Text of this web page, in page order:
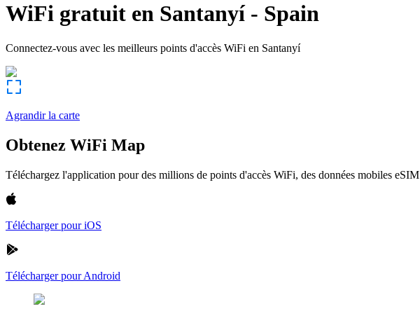
WiFi gratuit en Santanyí- Spain
Connectez-vous avec les meilleurs points d'accès WiFi en Santanyí
Agrandir la carte
Obtenez WiFi Map
Téléchargez l'application pour des millions de points d'accès WiFi, des données mobiles
Télécharger pour iOS
Télécharger pour Android